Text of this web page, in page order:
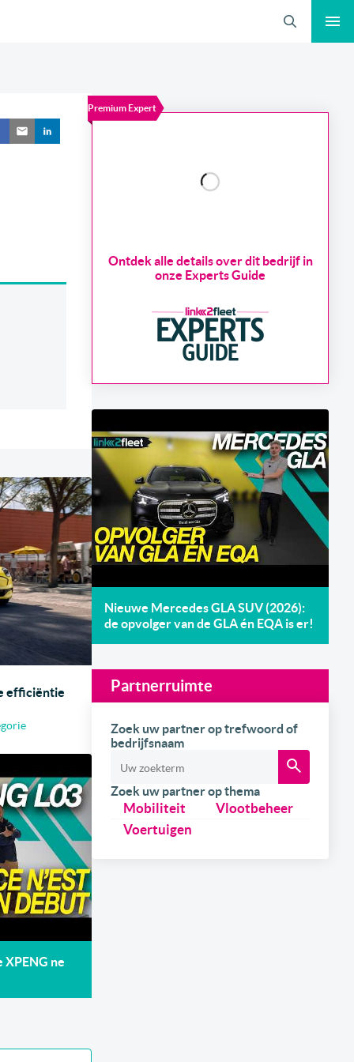
efficiëntie
XPENG ne
Premium Expert
Ontdek alle details over dit bedrijf in
onze Experts Guide
Nieuwe Mercedes GLA SUV (2026):
de opvolger van de GLA én EQA is er!
Partnerruimte
Zoek uw partner op trefwoord of
bedrijfsnaam
Zoek uw partner op thema
Mobiliteit
Vlootbeheer
Voertuigen